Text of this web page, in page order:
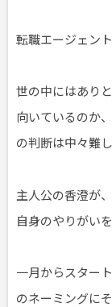
転職エージェン
世の中にはあり
向いているのか
の判断は中々難し
主人公の香澄が
自身のやりがい
一月からスター
のネーミングに